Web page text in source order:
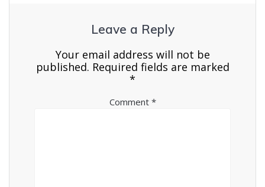
Leave a Reply
Your email address will not be
published. Required fields are marked
*
Comment *